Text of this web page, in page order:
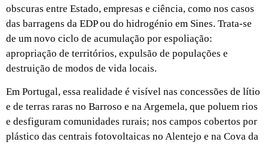
obscuras entre Estado, empresas e ciência, como nos casos
das barragens da EDP ou do hidrogénio em Sines. Trata-se
de um novo ciclo de acumulação por espoliação:
apropriação de territórios, expulsão de populações e
destruição de modos de vida locais.
Em Portugal, essa realidade é visível nas concessões de lítio
e de terras raras no Barroso e na Argemela, que poluem rios
e desfiguram comunidades rurais; nos campos cobertos por
plástico das centrais fotovoltaicas no Alentejo e na Cova da